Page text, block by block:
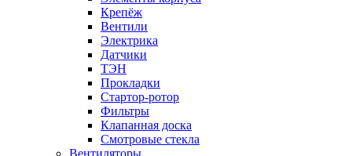
Крепёж
Вентили
Электрика
Датчики
ТЭН
Прокладки
Стартор-ротор
Фильтры
Клапанная доска
Смотровые стекла
Вентиляторы